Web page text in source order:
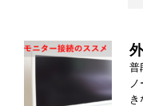
普
き